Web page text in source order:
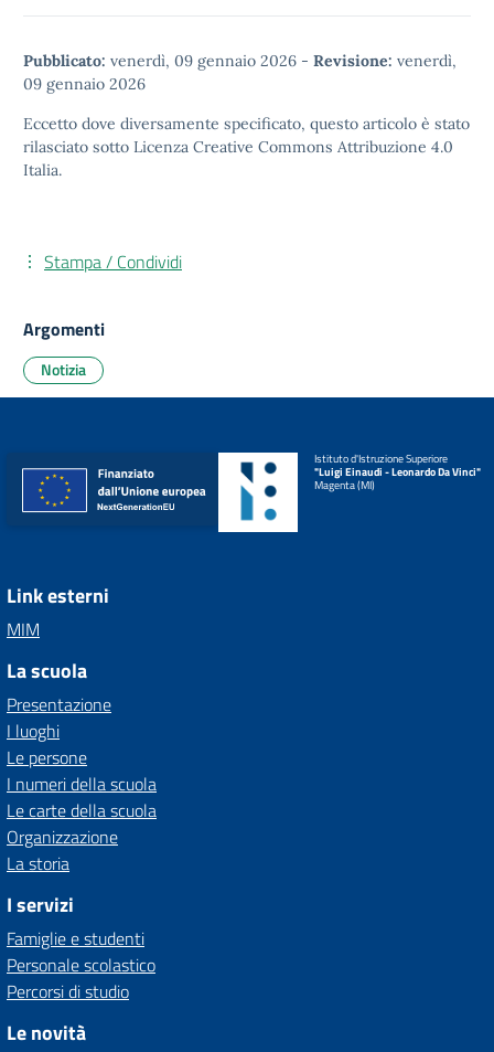
Pubblicato: venerdì, 09 gennaio 2026 - Revisione: venerdì,
09 gennaio 2026
Eccetto dove diversamente specificato, questo articolo è stato
rilasciato sotto Licenza Creative Commons Attribuzione 4.0
Italia.
Stampa / Condividi
Argomenti
Notizia
Istituto d'Istruzione Superiore
"Luigi Einaudi - Leonardo Da Vinci"
Magenta (MI)
Link esterni
MIM
La scuola
Presentazione
I luoghi
Le persone
I numeri della scuola
Le carte della scuola
Organizzazione
La storia
I servizi
Famiglie e studenti
Personale scolastico
Percorsi di studio
Le novità